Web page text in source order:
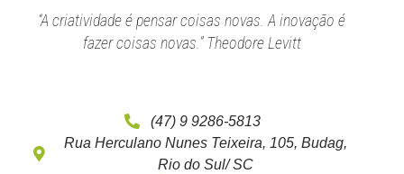
“A criatividade é pensar coisas novas. A inovação é
fazer coisas novas.” Theodore Levitt
(47) 9 9286-5813
Rua Herculano Nunes Teixeira, 105, Budag,
Rio do Sul/ SC